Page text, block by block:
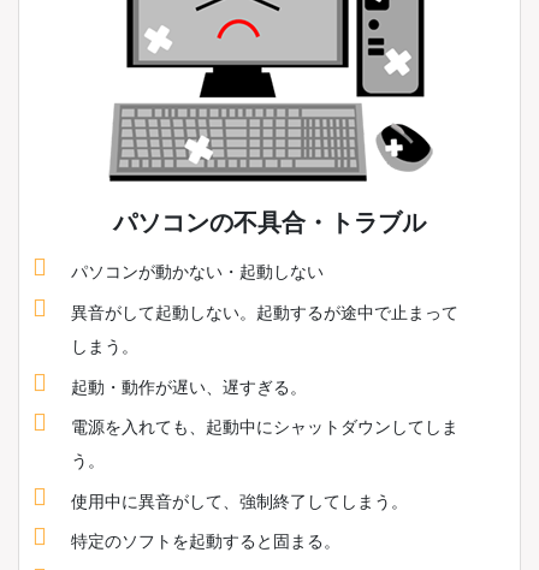
パソコンの不具合・トラブル
パソコンが動かない・起動しない
異音がして起動しない。起動するが途中で止まって
しまう。
起動・動作が遅い、遅すぎる。
電源を入れても、起動中にシャットダウンしてしま
う。
使用中に異音がして、強制終了してしまう。
特定のソフトを起動すると固まる。